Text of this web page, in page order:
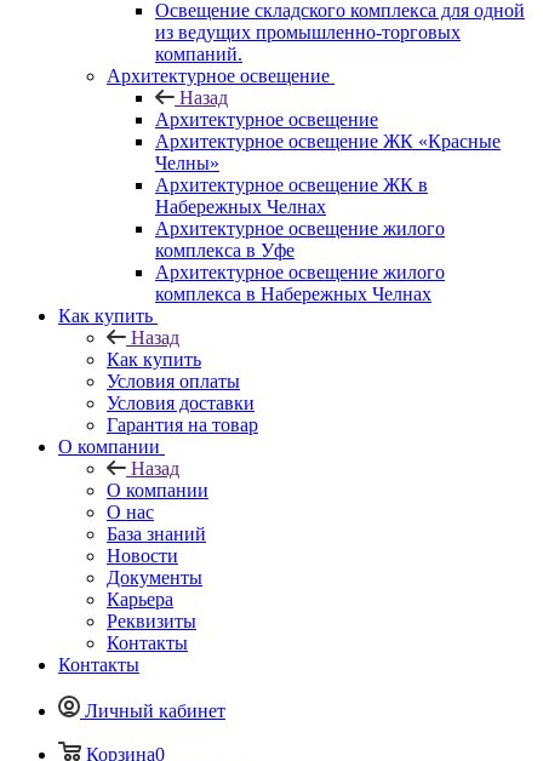
Освещение складского комплекса для одной
из ведущих промышленно-торговых
компаний.
Архитектурное освещение
Назад
Архитектурное освещение
Архитектурное освещение ЖК «Красные
Челны»
Архитектурное освещение ЖК в
Набережных Челнах
Архитектурное освещение жилого
комплекса в Уфе
Архитектурное освещение жилого
комплекса в Набережных Челнах
Как купить
Назад
Как купить
Условия оплаты
Условия доставки
Гарантия на товар
О компании
Назад
О компании
О нас
База знаний
Новости
Документы
Карьера
Реквизиты
Контакты
Контакты
Личный кабинет
Корзина0